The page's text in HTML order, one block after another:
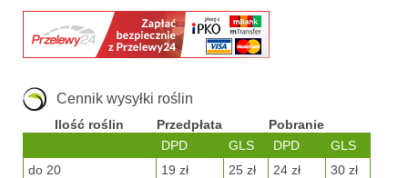
Cennik wysyłki roślin
Ilość roślin Przedpłata
Pobranie
DPD
GLS DPD
GLS
do 20
19 zł 25 zł 24 zł
30 zł